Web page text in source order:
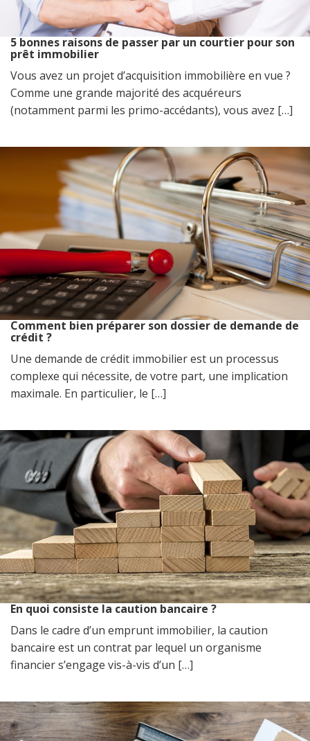
5 bonnes raisons de passer par un courtier pour son
prêt immobilier
Vous avez un projet d’acquisition immobilière en vue ?
Comme une grande majorité des acquéreurs
(notamment parmi les primo-accédants), vous avez […]
Comment bien préparer son dossier de demande de
crédit ?
Une demande de crédit immobilier est un processus
complexe qui nécessite, de votre part, une implication
maximale. En particulier, le […]
En quoi consiste la caution bancaire ?
Dans le cadre d’un emprunt immobilier, la caution
bancaire est un contrat par lequel un organisme
financier s’engage vis-à-vis d’un […]